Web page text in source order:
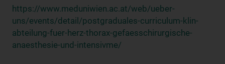
https://www.meduniwien.ac.at/web/ueber-
uns/events/detail/postgraduales-curriculum-klin-
abteilung-fuer-herz-thorax-gefaesschirurgische-
anaesthesie-und-intensivme/